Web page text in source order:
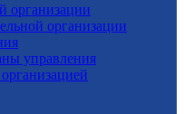
организации
организации
управления